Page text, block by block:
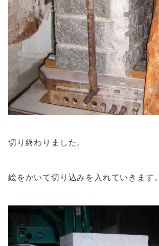
切り終わりました。
絵をかいて切り込みを入れていきます。